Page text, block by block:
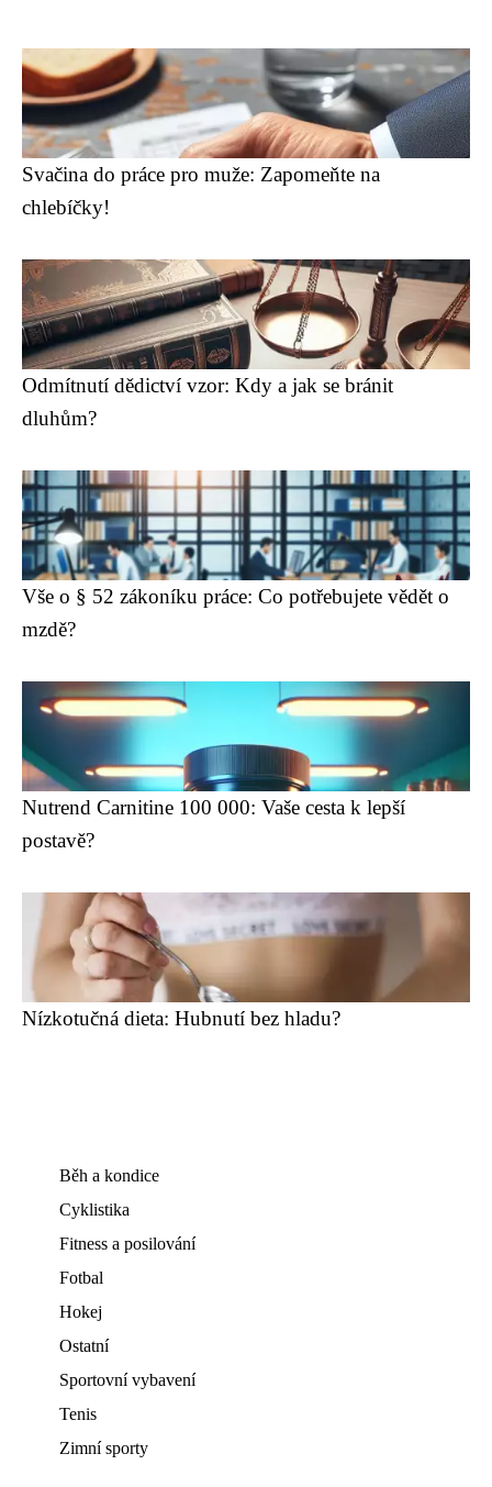
Svačina do práce pro muže: Zapomeňte na
chlebíčky!
Odmítnutí dědictví vzor: Kdy a jak se bránit
dluhům?
Vše o § 52 zákoníku práce: Co potřebujete vědět o
mzdě?
Nutrend Carnitine 100 000: Vaše cesta k lepší
postavě?
Nízkotučná dieta: Hubnutí bez hladu?
Běh a kondice
Cyklistika
Fitness a posilování
Fotbal
Hokej
Ostatní
Sportovní vybavení
Tenis
Zimní sporty